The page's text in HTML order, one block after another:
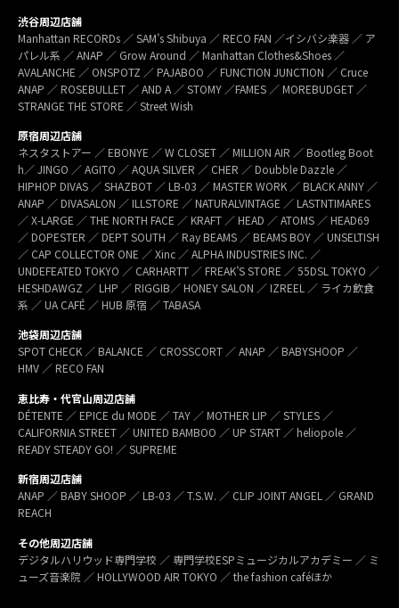
渋谷周辺店舗
Manhattan RECORDs ／ SAM’s Shibuya ／ RECO FAN ／イシバシ楽器 ／ ア
パレル系 ／ ANAP ／ Grow Around ／ Manhattan Clothes&Shoes ／
AVALANCHE ／ ONSPOTZ ／ PAJABOO ／ FUNCTION JUNCTION ／ Cruce
ANAP ／ ROSEBULLET ／ AND A ／ STOMY ／FAMES ／ MOREBUDGET ／
STRANGE THE STORE ／ Street Wish
原宿周辺店舗
ネスタストアー ／ EBONYE ／ W CLOSET ／ MILLION AIR ／ Bootleg Boot
h／ JINGO ／ AGITO ／ AQUA SILVER ／ CHER ／ Doubble Dazzle ／
HIPHOP DIVAS ／ SHAZBOT ／ LB-03 ／ MASTER WORK ／ BLACK ANNY ／
ANAP ／ DIVASALON ／ ILLSTORE ／ NATURALVINTAGE ／ LASTNTIMARES
／ X-LARGE ／ THE NORTH FACE ／ KRAFT ／ HEAD ／ ATOMS ／ HEAD69
／ DOPESTER ／ DEPT SOUTH ／ Ray BEAMS ／ BEAMS BOY ／ UNSELTISH
／ CAP COLLECTOR ONE ／ Xinc ／ ALPHA INDUSTRIES INC. ／
UNDEFEATED TOKYO ／ CARHARTT ／ FREAK’S STORE ／ 55DSL TOKYO ／
HESHDAWGZ ／ LHP ／ RIGGIB／ HONEY SALON ／ IZREEL ／ ライカ飲食
系 ／ UA CAFÉ ／ HUB 原宿 ／ TABASA
池袋周辺店舗
SPOT CHECK ／ BALANCE ／ CROSSCORT ／ ANAP ／ BABYSHOOP ／
HMV ／ RECO FAN
恵比寿・代官山周辺店舗
DÉTENTE ／ EPICE du MODE ／ TAY ／ MOTHER LIP ／ STYLES ／
CALIFORNIA STREET ／ UNITED BAMBOO ／ UP START ／ heliopole ／
READY STEADY GO! ／ SUPREME
新宿周辺店舗
ANAP ／ BABY SHOOP ／ LB-03 ／ T.S.W. ／ CLIP JOINT ANGEL ／ GRAND
REACH
その他周辺店舗
デジタルハリウッド専門学校 ／ 専門学校ESPミュージカルアカデミー ／ ミ
ューズ音楽院 ／ HOLLYWOOD AIR TOKYO ／ the fashion caféほか